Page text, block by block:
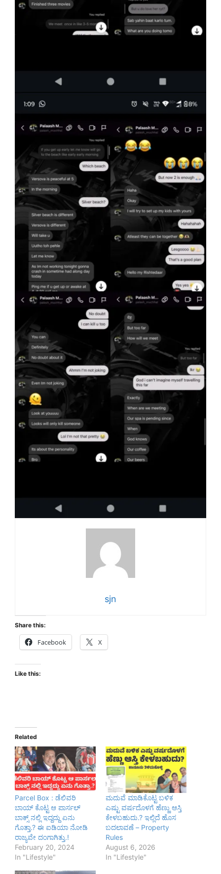
sjn
Share this:
Facebook X
Like this:
Related
Parcel Box : ಡೆಲಿವರಿ
ಬಾಯ್ ಕೊಟ್ಟ ಆ ಪಾರ್ಸಲ್
ಬಾಕ್ಸ್ ನಲ್ಲಿ ಇದ್ದದ್ದು ಏನು
ಗೊತ್ತಾ.? ಈ ಐಡಿಯಾ ನೋಡಿ
ರಾಜ್ಯವೇ ದಂಗಾಗಿತ್ತು.!
February 20, 2024
In "Lifestyle"
ಮದುವೆ ಮಾಡಿಕೊಟ್ಟ ಬಳಿಕ
ಎಷ್ಟು ವರ್ಷದೊಳಗೆ ಹೆಣ್ಣು ಆಸ್ತಿ
ಕೇಳಬಹುದು.? ಇಲ್ಲಿದೆ ಹೊಸ
ಬದಲಾವಣೆ – Property
Rules
August 6, 2026
In "Lifestyle"